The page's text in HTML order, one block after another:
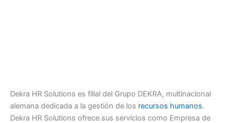
Dekra HR Solutions es filial del Grupo DEKRA, multinacional
alemana dedicada a la gestión de los recursos humanos.
Dekra HR Solutions ofrece sus servicios como Empresa de